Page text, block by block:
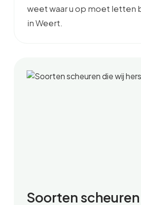
weet waar u op moet letten
in Weert.
Soorten